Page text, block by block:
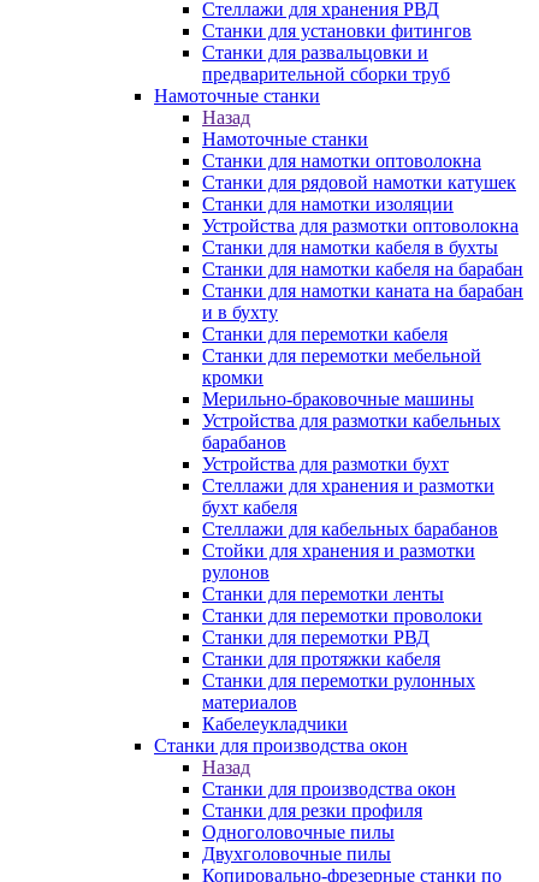
Стеллажи для хранения РВД
Станки для установки фитингов
Станки для развальцовки и
предварительной сборки труб
Намоточные станки
Назад
Намоточные станки
Станки для намотки оптоволокна
Станки для рядовой намотки катушек
Станки для намотки изоляции
Устройства для размотки оптоволокна
Станки для намотки кабеля в бухты
Станки для намотки кабеля на барабан
Станки для намотки каната на барабан
и в бухту
Станки для перемотки кабеля
Станки для перемотки мебельной
кромки
Мерильно-браковочные машины
Устройства для размотки кабельных
барабанов
Устройства для размотки бухт
Стеллажи для хранения и размотки
бухт кабеля
Стеллажи для кабельных барабанов
Стойки для хранения и размотки
рулонов
Станки для перемотки ленты
Станки для перемотки проволоки
Станки для перемотки РВД
Станки для протяжки кабеля
Станки для перемотки рулонных
материалов
Кабелеукладчики
Станки для производства окон
Назад
Станки для производства окон
Станки для резки профиля
Одноголовочные пилы
Двухголовочные пилы
Копировально-фрезерные станки по